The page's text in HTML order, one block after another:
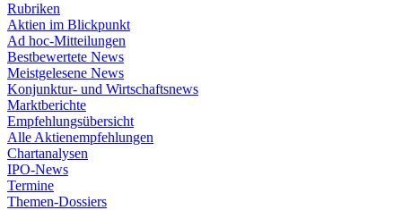
Rubriken
Aktien im Blickpunkt
Ad hoc-Mitteilungen
Bestbewertete News
Meistgelesene News
Konjunktur- und Wirtschaftsnews
Marktberichte
Empfehlungsübersicht
Alle Aktienempfehlungen
Chartanalysen
IPO-News
Termine
Themen-Dossiers